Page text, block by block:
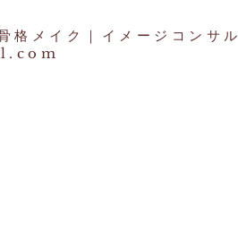
メイク｜イメージコンサル